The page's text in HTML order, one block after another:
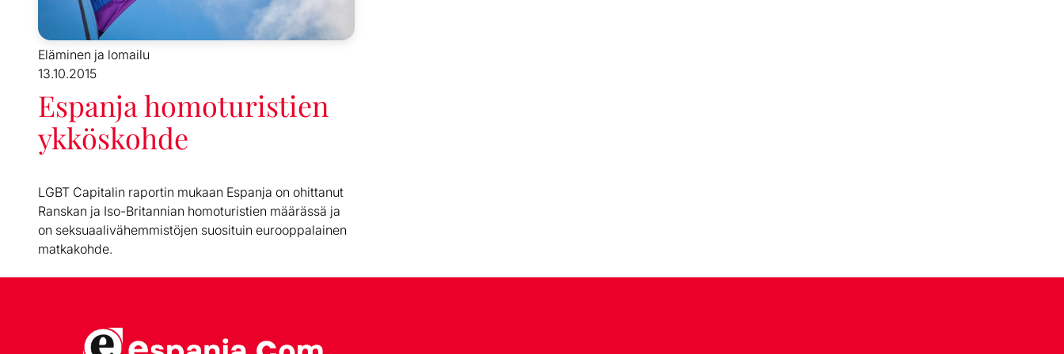
Eläminen ja lomailu
13.10.2015
Espanja homoturistien
ykköskohde
LGBT Capitalin raportin mukaan Espanja on ohittanut
Ranskan ja Iso-Britannian homoturistien määrässä ja
on seksuaalivähemmistöjen suosituin eurooppalainen
matkakohde.